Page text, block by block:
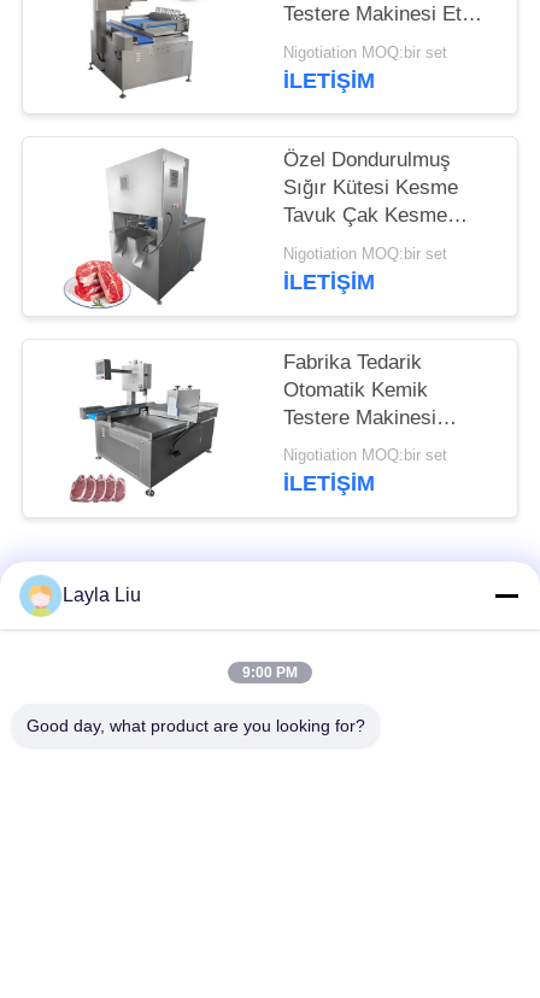
HARITASI
GIZLILIK
POLITIKASI
Testere Makinesi Et
Kesici Dilimleme
Domuz Dilimleme
Nigotiation MOQ:bir set
İLETIŞIM
Özel Dondurulmuş
Sığır Kütesi Kesme
Tavuk Çak Kesme
Makinesini 8 Pcs Blade
ile
Nigotiation MOQ:bir set
İLETIŞIM
Fabrika Tedarik
Otomatik Kemik
Testere Makinesi
Dondurulmuş Sığır Eti
Kesicisi Domuz Eti
Kesicisi
Nigotiation MOQ:bir set
İLETIŞIM
Popüler Kategoriler
meyve işleme
Layla Liu
9:00 PM
Good day, what product are you looking for?